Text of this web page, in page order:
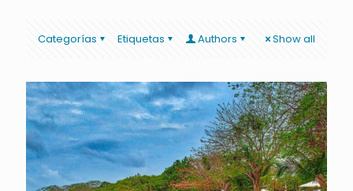
Categorías Etiquetas Authors Show all